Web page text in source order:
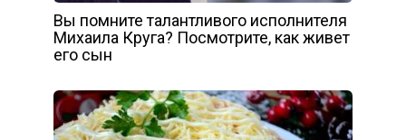
Вы помните талантливого исполнителя
Михаила Круга? Посмотрите, как живет
его сын